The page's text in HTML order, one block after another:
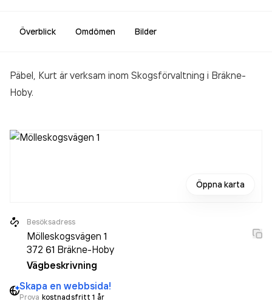
Överblick Omdömen Bilder
Päbel, Kurt är verksam inom Skogsförvaltning i Bräkne-
Hoby.
Öppna karta
Besöksadress
Mölleskogsvägen 1
372 61 Bräkne-Hoby
Vägbeskrivning
Skapa en webbsida!
Prova kostnadsfritt 1 år